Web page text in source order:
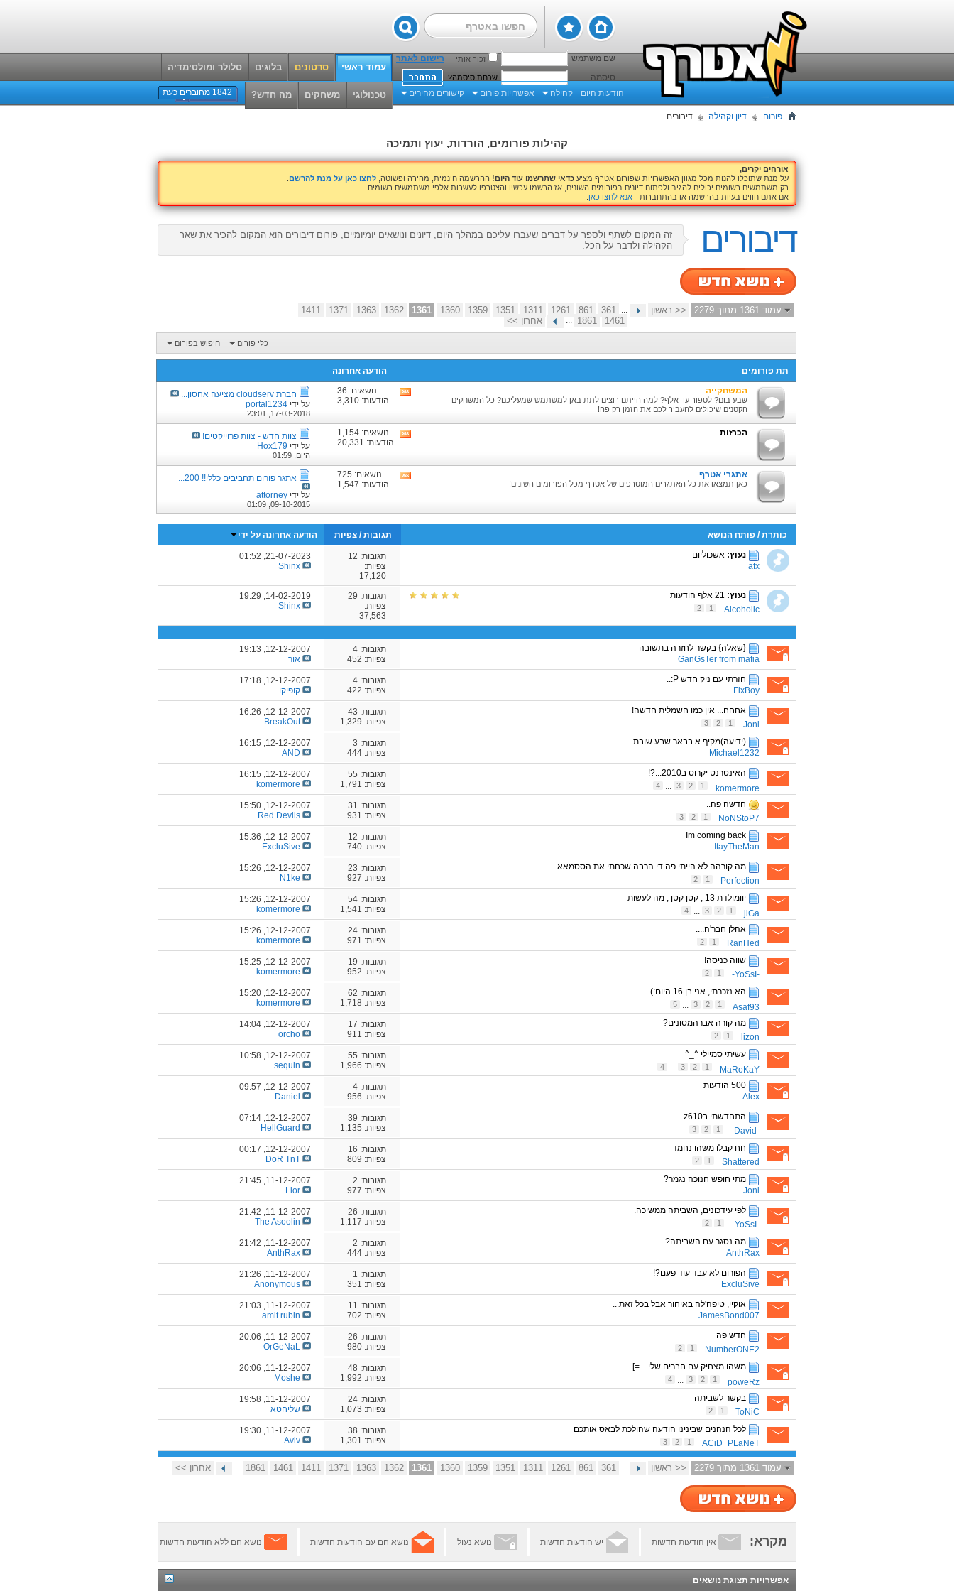
שם משתמש זכור אותי
רישום לאתר
סיסמה
שכחת סיסמה?
עמוד ראשי
הודעות היום קהילה אפשרויות פורום קישורים מהירים
סרטונים בלוגים סלולר ומולטימדיה
טכנולוגי משחקים מה חדש? 1842 מחוברים כעת
פורום דיון וקהילה דיבורים
קהילות פורומים, הורדות, יעוץ ותמיכה
אורחים יקרים,
על מנת שתוכלו להנות מכל מגוון האפשרויות שפורום אטרף מציע כדאי שתרשמו עוד היום! ההרשמה חינמית, מהירה ופשוטה, לחצו כאן על מנת להרשם
רק משתמשים רשומים יכולים להגיב ולפתוח דיונים בפורומים השונים, אז הרשמו עכשיו והצטרפו לעשרות אלפי משתמשים רשומים.
אם אתם חווים בעיות בהרשמה או בהתחברות - אנא לחצו כאן
דיבורים
זה המקום לשתף ולספר על דברים שעברו עליכם במהלך היום, דיונים ונושאים יומיומיים, פורום דיבורים הוא המקום להכיר את שאר
הקהילה ולדבר על הכל.
עמוד 1361 מתוך 2279 << ראשון ...
361
861
1261
1311
1351
1359
1360
1361
1362
1363
1371
1411
1461
1861
... אחרון >>
כלי פורום חיפוש בפורום
תת פורומים
הודעה אחרונה
המשחקייה
שבע בום? לספור עד אלף? למה הייתם רוצים לתת באן למשתמש שמעליכם? כל המשחקים
הקטנים שיכולים להעביר לכם את הזמן רק פה!
בRSS
הפורום
נושאים: 36
הודעות: 3,310
חברת cloudserv מציעה אחסון...
על ידי portal1234
17-03-2018,
23:01
הכרזות
צפיה
בRSS
הפורום
נושאים: 1,154
הודעות: 20,331
צוות חדש - צוות פרוייקטים!
על ידי Hox179
היום, 01:59
אתגרי אטרף
כאן תמצאו את כל האתגרים המוטרפים של אטרף מכל הפורומים השונים!
בRSS
נושאים: 725
הודעות: 1,547
אתגר פורום תחביבים כללי!! 200...
על ידי attorney
09-10-2015,
01:09
כותרת/ פותח הנושא תגובות/צפיות הודעה אחרונה על ידי
נעוץ: אשכוליום
afx
תגובות: 12
צפיות:
17,120
21-07-2023,
01:52
Shinx
נעוץ: 21 אלף הודעות
Alcoholic
1
2
תגובות: 29
צפיות:
37,563
14-02-2019,
19:29
Shinx
{שאלה} בקשר לחזרה בתשובה
GanGsTer from mafia
תגובות: 4
צפיות: 452
12-12-2007,
19:13
אור
חזרתי עם ניק חדש P:..
FixBoy
תגובות: 4
צפיות: 422
12-12-2007,
17:18
קופיקו
אחחח... אין כמו חשמלית חדשה!
Joni
1
2
3
תגובות: 43
צפיות: 1,329
12-12-2007,
16:26
BreakOut
(ידיעה)מקיף א בבאר שבע שובת
Michael1232
תגובות: 3
צפיות: 444
12-12-2007,
16:15
AND
האינטרנט יקרוס ב2010...?!
komermore
1
2
3
...
4
תגובות: 55
צפיות: 1,791
12-12-2007,
16:15
komermore
חדשה פה..
NoNStoP7
1
2
3
תגובות: 31
צפיות: 931
12-12-2007,
15:50
Red Devils
Im coming back
ItayTheMan
תגובות: 12
צפיות: 740
12-12-2007,
15:36
ExcluSive
מה קורהה לא הייתי פה די הרבה שכחתי את הססמאא ..
Perfection
1
2
תגובות: 23
צפיות: 927
12-12-2007,
15:26
N1ke
יוומולדת 13 , קטן קטן , מה לעשות
jiGa
1
2
3
...
4
תגובות: 54
צפיות: 1,541
12-12-2007,
15:26
komermore
אהלן חבר'ה....
RanHed
1
2
תגובות: 24
צפיות: 971
12-12-2007,
15:26
komermore
שווה כניסה!
-YoSsI-
1
2
תגובות: 19
צפיות: 952
12-12-2007,
15:25
komermore
הא נזכרתי, אני בן 16 היום:)
Asaf93
1
2
3
...
5
תגובות: 62
צפיות: 1,718
12-12-2007,
15:20
komermore
מה קורה אברהמסונים?
lizon
1
2
תגובות: 17
צפיות: 911
12-12-2007,
14:04
orcho
עשיתי סמיילי ^_^
MaRoKaY
1
2
3
...
4
תגובות: 55
צפיות: 1,966
12-12-2007,
10:58
sequin
500 הודעות
Alex
תגובות: 4
צפיות: 956
12-12-2007,
09:57
Daniel
התחדשתי בz610
-David-
1
2
3
תגובות: 39
צפיות: 1,135
12-12-2007,
07:14
HellGuard
חח קבלו משהו נחמד
Shattered
1
2
תגובות: 16
צפיות: 809
12-12-2007,
00:17
DoR TnT
מתי חופש חנוכה נגמר?
Joni
תגובות: 2
צפיות: 977
11-12-2007,
21:45
Lior
לפי עידכונים, השביתה ממשיכה.
-YoSsI-
1
2
תגובות: 26
צפיות: 1,117
11-12-2007,
21:42
The Asoolin
מה נסגר עם השביתה?
AnthRax
תגובות: 2
צפיות: 444
11-12-2007,
21:42
AnthRax
הפורום לא עבד עוד פעם?!
ExcluSive
תגובות: 1
צפיות: 351
11-12-2007,
21:26
Anonymous
אוקיי, טיפה'לה באיחור אבל בכל זאת...
JamesBond007
תגובות: 11
צפיות: 702
11-12-2007,
21:03
amit rubin
חדש פה
NumberONE2
1
2
תגובות: 26
צפיות: 980
11-12-2007,
20:06
OrGeNaL
משהו מצחיק עם חברים שלי ...=]
poweRz
1
2
3
...
4
תגובות: 48
צפיות: 1,992
11-12-2007,
20:06
Moshe
בקשר לשביתה
ToNiC
1
2
תגובות: 24
צפיות: 1,073
11-12-2007,
19:58
שליחטא
לכל הנהנים שבינינו הודעה שהולכת לבאס אותכם
ACiD_PLaNeT
1
2
3
תגובות: 38
צפיות: 1,301
11-12-2007,
19:30
Aviv
עמוד 1361 מתוך 2279 << ראשון ...
361
861
1261
1311
1351
1359
1360
1361
1362
1363
1371
1411
1461
1861
... אחרון >>
מקרא: אין הודעות חדשות יש הודעות חדשות נושא נעול נושא חם עם הודעות חדשות נושא חם ללא הודעות חדשות
אפשרויות תצוגת נושאים